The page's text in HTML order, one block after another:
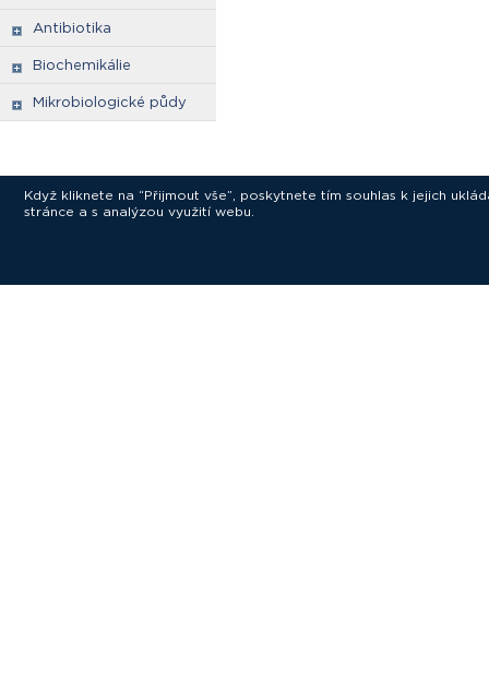
Antibiotika
Biochemikálie
Mikrobiologické půdy
Když kliknete na “Přijmout vše”, poskytnete tím souhlas k jejich
stránce a s analýzou využití webu.